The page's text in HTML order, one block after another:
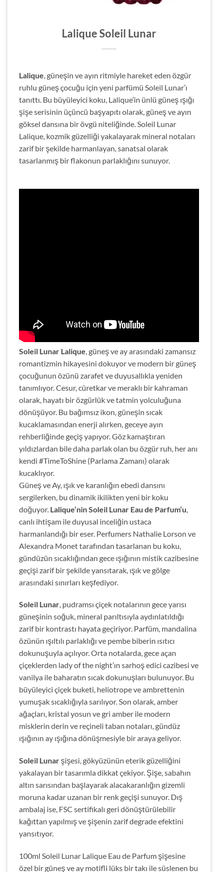
Lalique Soleil Lunar
Lalique , güneşin ve ayın ritmiyle hareket eden özgür
ruhlu güneş çocuğu için yeni parfümü Soleil Lunar’ı
tanıttı. Bu büyüleyici koku, Lalique’in ünlü güneş ışığı
şişe serisinin üçüncü başyapıtı olarak, güneş ve ayın
göksel dansına bir övgü niteliğinde. Soleil Lunar
Lalique, kozmik güzelliği yakalayarak mineral notaları
zarif bir şekilde harmanlayan, sanatsal olarak
tasarlanmış bir flakonun parlaklığını sunuyor.
Soleil Lunar Lalique , güneş ve ay arasındaki zamansız
romantizmin hikayesini dokuyor ve modern bir güneş
çocuğunun özünü zarafet ve duyusallıkla yeniden
tanımlıyor. Cesur, cüretkar ve meraklı bir kahraman
olarak, hayatı bir özgürlük ve tatmin yolculuğuna
dönüşüyor. Bu bağımsız ikon, güneşin sıcak
kucaklamasından enerji alırken, geceye ayın
rehberliğinde geçiş yapıyor. Göz kamaştıran
yıldızlardan bile daha parlak olan bu özgür ruh, her anı
kendi #TimeToShine (Parlama Zamanı) olarak
kucaklıyor.
Güneş ve Ay, ışık ve karanlığın ebedi dansını
sergilerken, bu dinamik ikilikten yeni bir koku
doğuyor. Lalique’nin Soleil Lunar Eau de Parfum’u
canlı ihtişam ile duyusal inceliğin ustaca
harmanlandığı bir eser. Perfumers Nathalie Lorson ve
Alexandra Monet tarafından tasarlanan bu koku,
gündüzün sıcaklığından gece ışığının mistik cazibesine
geçişi zarif bir şekilde yansıtarak, ışık ve gölge
arasındaki sınırları keşfediyor.
Soleil Lunar, pudramsı çiçek notalarının gece yarısı
güneşinin soğuk, mineral parıltısıyla aydınlatıldığı
zarif bir kontrastı hayata geçiriyor. Parfüm, mandalina
özünün ışıltılı parlaklığı ve pembe biberin ısıtıcı
dokunuşuyla açılıyor. Orta notalarda, gece açan
çiçeklerden lady of the night’ın sarhoş edici cazibesi ve
vanilya ile baharatın sıcak dokunuşları bulunuyor. Bu
büyüleyici çiçek buketi, heliotrope ve ambrettenin
yumuşak sıcaklığıyla sarılıyor. Son olarak, amber
ağaçları, kristal yosun ve gri amber ile modern
misklerin derin ve reçineli taban notaları, gündüz
ışığının ay ışığına dönüşmesiyle bir araya geliyor.
Soleil Lunarşişesi, gökyüzünün eterik güzelliğini
yakalayan bir tasarımla dikkat çekiyor. Şişe, sabahın
altın sarısından başlayarak alacakaranlığın gizemli
moruna kadar uzanan bir renk geçişi sunuyor. Dış
ambalaj ise, FSC sertifikalı geri dönüştürülebilir
kağıttan yapılmış ve şişenin zarif degrade efektini
yansıtıyor.
100ml Soleil Lunar Lalique Eau de Parfum şişesine
özel bir güneş ve ay motifli lüks bir takı ile süslenen bu